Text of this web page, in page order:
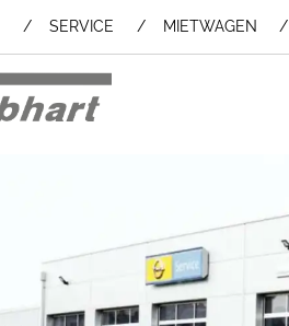
SERVICE MIETWAGEN /